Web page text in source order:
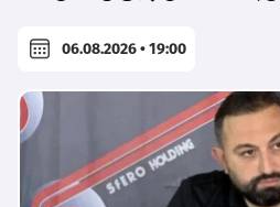
06.08.2026 • 19:00